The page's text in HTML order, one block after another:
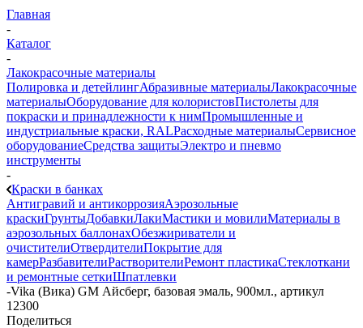
Главная
-
Каталог
-
Лакокрасочные материалы
Полировка и детейлингАбразивные материалыЛакокрасочные
материалыОборудование для колористовПистолеты для
покраски и принадлежности к нимПромышленные и
индустриальные краски, RALРасходные материалыСервисное
оборудованиеСредства защитыЭлектро и пневмо
инструменты
-
Краски в банках
Антигравий и антикоррозияАэрозольные
краскиГрунтыДобавкиЛакиМастики и мовилиМатериалы в
аэрозольных баллонахОбезжириватели и
очистителиОтвердителиПокрытие для
камерРазбавителиРастворителиРемонт пластикаСтеклоткани
и ремонтные сеткиШпатлевки
-Vika (Вика) GM Айсберг, базовая эмаль, 900мл., артикул
12300
Поделиться